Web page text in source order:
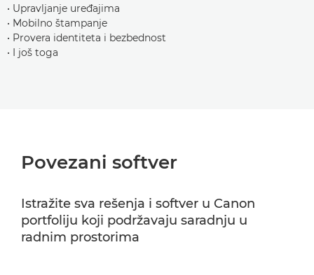
• Upravljanje uređajima
• Mobilno štampanje
• Provera identiteta i bezbednost
• I još toga
Povezani softver
Istražite sva rešenja i softver u Canon
portfoliju koji podržavaju saradnju u
radnim prostorima